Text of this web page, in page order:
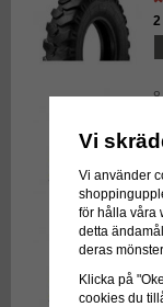
Vi
Vi använder
för hålla våra
detta
deras
Klicka på
cookies du